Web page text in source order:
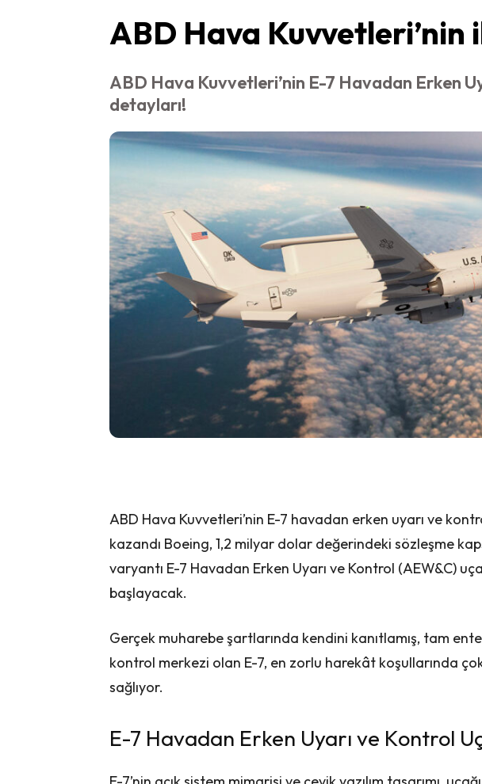
ABD Hava Kuvvetleri’nin
ABD Hava Kuvvetleri’nin E-7 Havadan Erken
detayları!
ABD Hava Kuvvetleri’nin E-7 havadan erken uyarı ve
kazandı Boeing, 1,2 milyar dolar değerindeki sözleşme
varyantı E-7 Havadan Erken Uyarı ve Kontrol (AEW&C)
başlayacak.
Gerçek muharebe şartlarında kendini kanıtlamış, tam
kontrol merkezi olan E-7, en zorlu harekât koşullarında
sağlıyor.
E-7 Havadan Erken Uyarı ve Kontrol